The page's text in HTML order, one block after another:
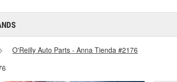
O'Reilly Auto Parts - Anna Tienda #2176